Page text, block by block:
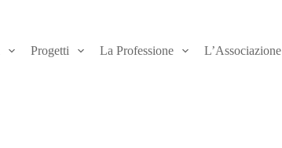
Progetti La Professione L’Associazione